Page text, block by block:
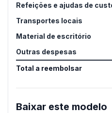
Refeições e ajudas de
Transportes locais
Material de escritório
Outras despesas
Total a reembolsar
Baixar este modelo